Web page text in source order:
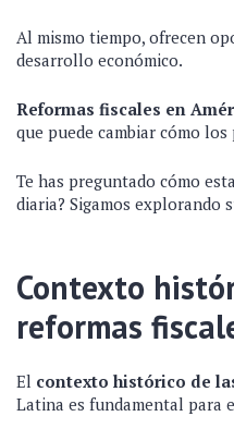
Al mismo tiempo, ofrecen
desarrollo económico.
Reformas fiscales en
que puede cambiar cómo
Te has preguntado cómo
diaria? Sigamos explorando
Contexto
reformas
El contexto histórico de
Latina es fundamental para